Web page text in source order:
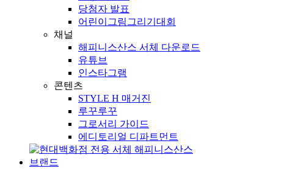
당첨자 발표
어린이그림그리기대회
채널
해피니스산스 서체 다운로드
유튜브
인스타그램
콘텐츠
STYLE H 매거진
루꾸루꾸
그로서리 가이드
에디토리얼 디파트먼트
브랜드